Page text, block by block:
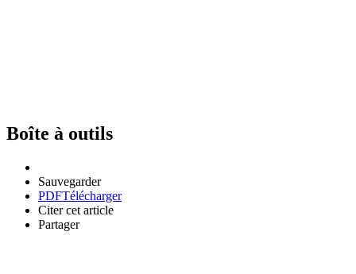
Boîte à outils
Sauvegarder
PDFTélécharger
Citer cet article
Partager